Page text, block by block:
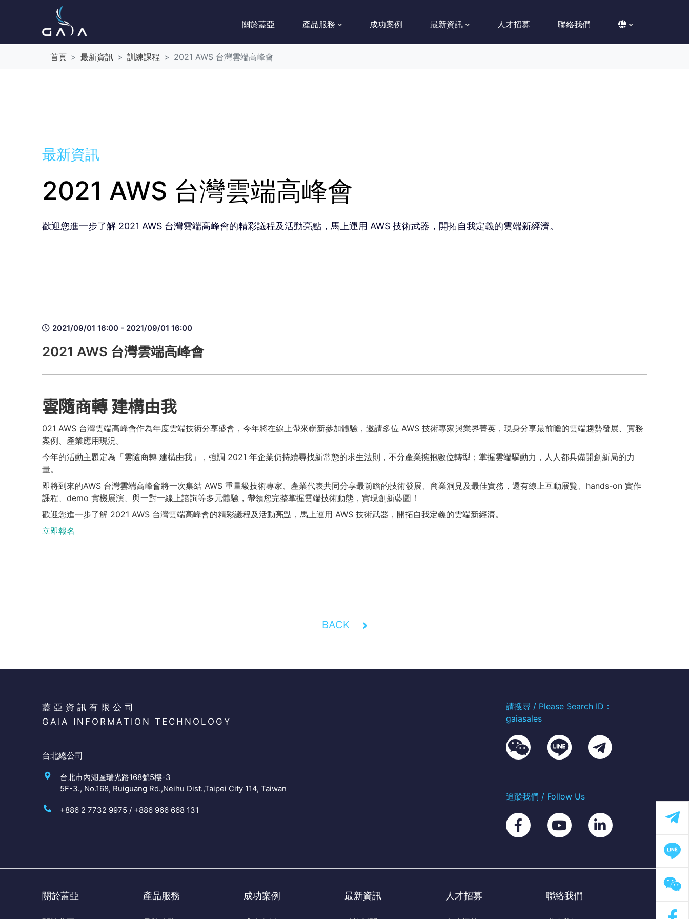
關於蓋亞 產品服務 成功案例 最新資訊 人才招募 聯絡我們
首頁 最新資訊 訓練課程 2021 AWS 台灣雲端高峰會
最新資訊
2021 AWS 台灣雲端高峰會
歡迎您進一步了解 2021 AWS 台灣雲端高峰會的精彩議程及活動亮點，馬上運用 AWS 技術武器，開拓自我定義的雲端新經濟。
2021/09/01 16:00 - 2021/09/01 16:00
2021 AWS 台灣雲端高峰會
雲隨商轉 建構由我
021 AWS 台灣雲端高峰會作為年度雲端技術分享盛會，今年將在線上帶來嶄新參加體驗，邀請多位 AWS 技術專家與業界菁英，現身分享最前瞻的雲端趨勢發展、實務
案例、產業應用現況。
今年的活動主題定為「雲隨商轉 建構由我」，強調 2021 年企業仍持續尋找新常態的求生法則，不分產業擁抱數位轉型；掌握雲端驅動力，人人都具備開創新局的力
量。
即將到來的AWS 台灣雲端高峰會將一次集結 AWS 重量級技術專家、產業代表共同分享最前瞻的技術發展、商業洞見及最佳實務，還有線上互動展覽、hands-on 實作
課程、demo 實機展演、與一對一線上諮詢等多元體驗，帶領您完整掌握雲端技術動態，實現創新藍圖！
歡迎您進一步了解 2021 AWS 台灣雲端高峰會的精彩議程及活動亮點，馬上運用 AWS 技術武器，開拓自我定義的雲端新經濟。
立即報名
BACK
蓋亞資訊有限公司
GAIA INFORMATION TECHNOLOGY
台北總公司
台北市內湖區瑞光路168號5樓-3
5F-3., No.168, Ruiguang Rd.,Neihu Dist.,Taipei City 114, Taiwan
+886 2 7732 9975 / +886 966 668 131
請搜尋 / Please Search ID：
gaiasales
追蹤我們 / Follow Us
關於蓋亞 產品服務 成功案例 最新資訊 人才招募 聯絡我們